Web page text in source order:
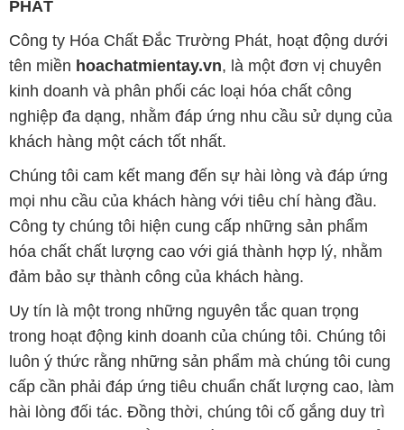
PHÁT
Công ty Hóa Chất Đắc Trường Phát, hoạt động dưới
tên miền hoachatmientay.vn, là một đơn vị chuyên
kinh doanh và phân phối các loại hóa chất công
nghiệp đa dạng, nhằm đáp ứng nhu cầu sử dụng của
khách hàng một cách tốt nhất.
Chúng tôi cam kết mang đến sự hài lòng và đáp ứng
mọi nhu cầu của khách hàng với tiêu chí hàng đầu.
Công ty chúng tôi hiện cung cấp những sản phẩm
hóa chất chất lượng cao với giá thành hợp lý, nhằm
đảm bảo sự thành công của khách hàng.
Uy tín là một trong những nguyên tắc quan trọng
trong hoạt động kinh doanh của chúng tôi. Chúng tôi
luôn ý thức rằng những sản phẩm mà chúng tôi cung
cấp cần phải đáp ứng tiêu chuẩn chất lượng cao, làm
hài lòng đối tác. Đồng thời, chúng tôi cố gắng duy trì